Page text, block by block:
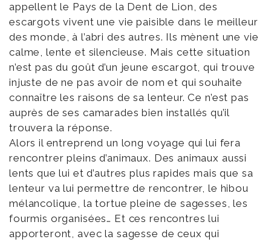
appellent le Pays de la Dent de Lion, des
escargots vivent une vie paisible dans le meilleur
des monde, à l’abri des autres. Ils mènent une vie
calme, lente et silencieuse. Mais cette situation
n’est pas du goût d’un jeune escargot, qui trouve
injuste de ne pas avoir de nom et qui souhaite
connaître les raisons de sa lenteur. Ce n’est pas
auprès de ses camarades bien installés qu’il
trouvera la réponse.
Alors il entreprend un long voyage qui lui fera
rencontrer pleins d’animaux. Des animaux aussi
lents que lui et d’autres plus rapides mais que sa
lenteur va lui permettre de rencontrer, le hibou
mélancolique, la tortue pleine de sagesses, les
fourmis organisées… Et ces rencontres lui
apporteront, avec la sagesse de ceux qui